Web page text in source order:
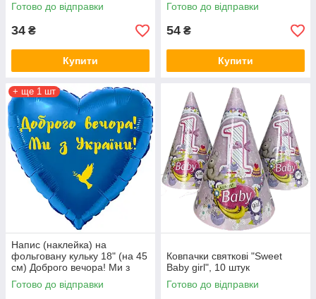
Готово до відправки
34 ₴
Купити
Готово до відправки
54 ₴
Купити
+ ще 1 шт
Напис (наклейка) на
фольговану кульку 18" (на 45
см) Доброго вечора! Ми з
України! (будь-який колір)
Готово до відправки
Ковпачки святкові "Sweet
Baby girl", 10 штук
Готово до відправки